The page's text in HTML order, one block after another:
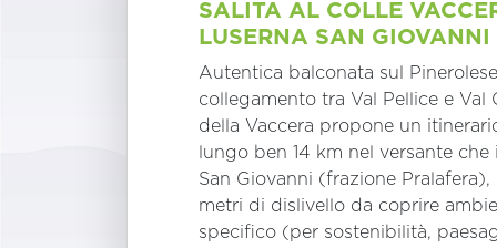
SALITA AL COLLE
LUSERNA SAN GIOVANNI
Autentica balconata sul
collegamento tra Val Pellice e Val
della Vaccera propone un
lungo ben 14 km nel versante che
San Giovanni (frazione
metri di dislivello da coprire
specifico (per sostenibilità,